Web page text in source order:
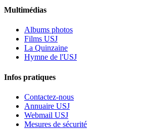
Multimédias
Albums photos
Films USJ
La Quinzaine
Hymne de l'USJ
Infos pratiques
Contactez-nous
Annuaire USJ
Webmail USJ
Mesures de sécurité